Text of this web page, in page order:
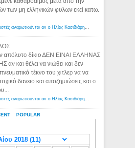
POPULAR
των μη ελληνικών φυλων εκεί κατω.
Αμερικανοί ρατσιστές αναρωτιούνται αν ο Ηλίας Κασιδιάρης ανήκει στη λευκή φυλή... - Λόγιος Ερμής
απόλυτο δίκιο ΔΕΝ ΕΙΝΑΙ ΕΛΛΗΝΑΣ
αν και θέλει να νιώθει και δεν
τέκνο του χιτλερ να να
δανειο και αποζημιώσεις και ο
Αμερικανοί ρατσιστές αναρωτιούνται αν ο Ηλίας Κασιδιάρης ανήκει στη λευκή φυλή... - Λόγιος Ερμής